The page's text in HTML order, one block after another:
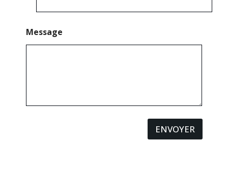
Message
ENVOYER